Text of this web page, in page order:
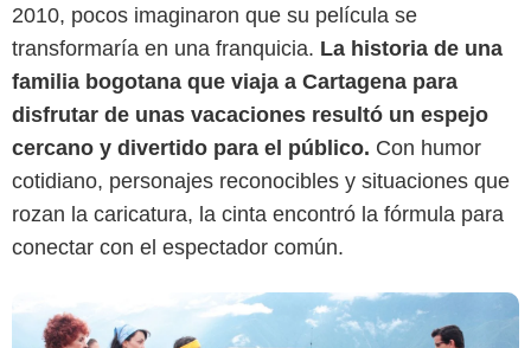
2010, pocos imaginaron que su película se
transformaría en una franquicia. La historia de una
familia bogotana que viaja a Cartagena para
disfrutar de unas vacaciones resultó un espejo
cercano y divertido para el público. Con humor
cotidiano, personajes reconocibles y situaciones que
rozan la caricatura, la cinta encontró la fórmula para
conectar con el espectador común.
Prime Video